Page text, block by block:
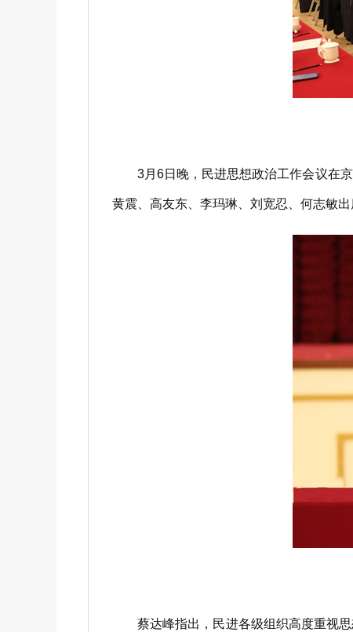
3月6日晚，民进思想政治工作会议在京
黄震、高友东、李玛琳、刘宽忍、何志敏出
蔡达峰指出，民进各级组织高度重视思